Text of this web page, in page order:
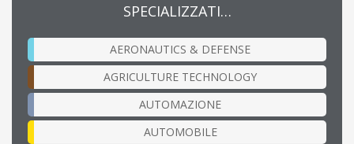
SPECIALIZZATI…
AERONAUTICS & DEFENSE
AGRICULTURE TECHNOLOGY
AUTOMAZIONE
AUTOMOBILE